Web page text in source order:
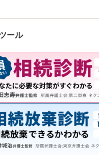
んなささいなことでも構いま
い。【土曜日も受付可能】
【専用駐車場あり】
ール